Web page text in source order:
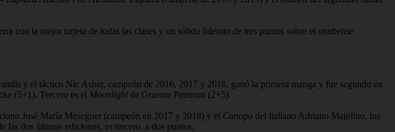
con la mejor tarjeta de todas las clases y un sólido liderato de tres puntos sobre el onubense
y el táctico Nic Asher, campeón de 2016, 2017 y 2018, ganó la primera manga y fue segundo en
(5+1). Tercero es el Moonlight de Graeme Peterson (2+5).
José María Meseguer (campeón en 2017 y 2018) y el Canopo del italiano Adriano Majolino, los
las dos últimas ediciones, es tercero, a dos puntos.